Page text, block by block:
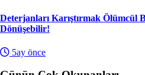
Deterjanları Karıştırmak Ölümcül
Dönüşebilir!
5ay önce